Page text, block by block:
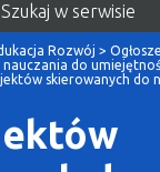
Szukaj w serwisie
Rozwój >
do
skierowanych do